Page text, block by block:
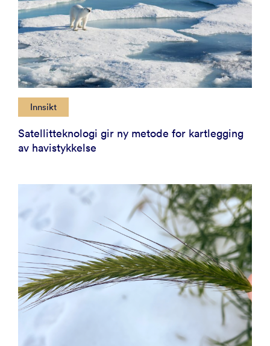
Innsikt
Satellitteknologi gir ny metode for kartlegging
av havistykkelse